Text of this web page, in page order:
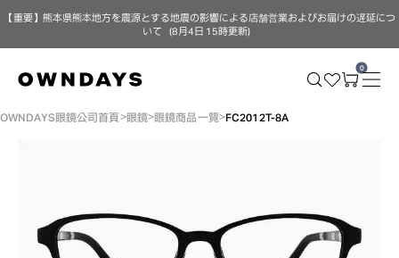
【重要】熊本県熊本地方を震源とする地震の影響による店舗営業およびお届けの遅延につ
いて（8月4日 15時更新）
0
OWNDAYS眼鏡公司首頁 眼鏡 眼鏡商品一覽 FC2012T-8A